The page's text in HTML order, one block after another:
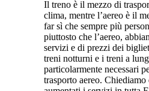
Il treno è il mezzo di
clima, mentre l’aereo è il
far sì che sempre più
piuttosto che l’aereo,
servizi e di prezzi dei
treni notturni e i treni a
particolarmente necessari
trasporto aereo. Chiediamo